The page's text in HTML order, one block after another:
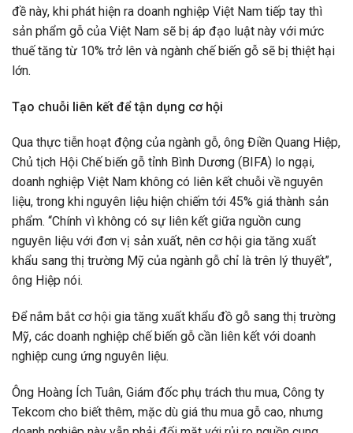
đề này, khi phát hiện ra doanh nghiệp Việt Nam tiếp tay thì
sản phẩm gỗ của Việt Nam sẽ bị áp đạo luật này với mức
thuế tăng từ 10% trở lên và ngành chế biến gỗ sẽ bị thiệt hại
lớn.
Tạo chuỗi liên kết để tận dụng cơ hội
Qua thực tiễn hoạt động của ngành gỗ, ông Điền Quang Hiệp,
Chủ tịch Hội Chế biến gỗ tỉnh Bình Dương (BIFA) lo ngại,
doanh nghiệp Việt Nam không có liên kết chuỗi về nguyên
liệu, trong khi nguyên liệu hiện chiếm tới 45% giá thành sản
phẩm. “Chính vì không có sự liên kết giữa nguồn cung
nguyên liệu với đơn vị sản xuất, nên cơ hội gia tăng xuất
khẩu sang thị trường Mỹ của ngành gỗ chỉ là trên lý thuyết”,
ông Hiệp nói.
Để nắm bắt cơ hội gia tăng xuất khẩu đồ gỗ sang thị trường
Mỹ, các doanh nghiệp chế biến gỗ cần liên kết với doanh
nghiệp cung ứng nguyên liệu.
Ông Hoàng Ích Tuân, Giám đốc phụ trách thu mua, Công ty
Tekcom cho biết thêm, mặc dù giá thu mua gỗ cao, nhưng